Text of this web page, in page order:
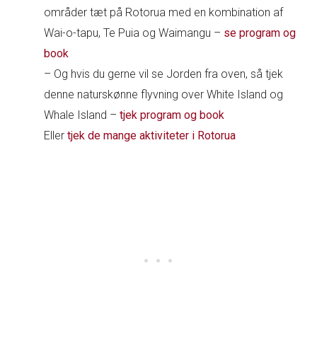
områder tæt på Rotorua med en kombination af
Wai-o-tapu, Te Puia og Waimangu – se program og
book
– Og hvis du gerne vil se Jorden fra oven, så tjek
denne naturskønne flyvning over White Island og
Whale Island –tjek program og book
Ellertjek de mange aktiviteter i Rotorua